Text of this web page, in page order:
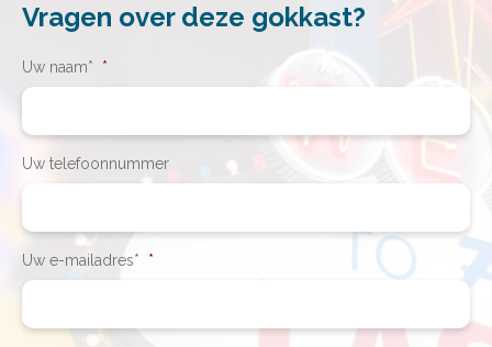
Vragen over deze gokkast?
Uw naam* *
Uw telefoonnummer
Uw e-mailadres* *